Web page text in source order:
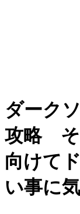
ダーク
攻略 そ
向けて
い事に